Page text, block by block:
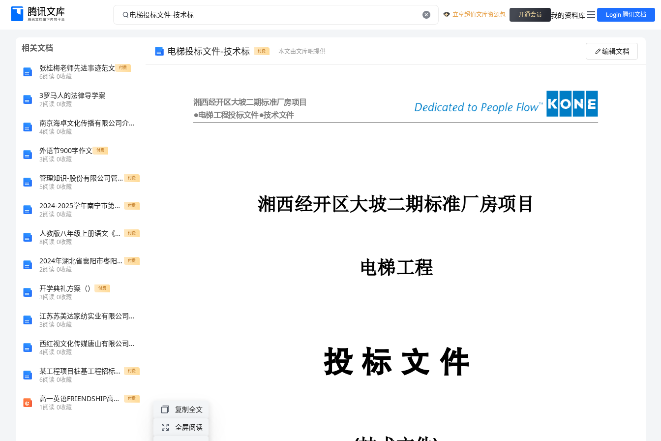
电
立享超值文库资源包 开通会员 我的资料库 Login 腾讯文档
相关文档
张桂梅老师先进事迹范文 付费
6阅读 0收藏
3罗马人的法律导学案
2阅读 0收藏
南京海卓文化传播有限公司介绍企业发展分析报告
4阅读 0收藏
外语节900字作文 付费
3阅读 0收藏
管理知识-股份有限公司管理章程39页 精品 付费
5阅读 0收藏
2024-2025学年南宁市第二中学高一化学上册期末达标检测模拟试题含解析 付费
2阅读 0收藏
人教版八年级上册语文《背影》教学设计 付费
8阅读 0收藏
2024年湖北省襄阳市枣阳九年级化学上学期期末复习检测模拟试题含解析 付费
2阅读 0收藏
开学典礼方案（） 付费
3阅读 0收藏
江苏苏美达家纺实业有限公司介绍企业发展分析报告
3阅读 0收藏
西红视文化传媒唐山有限公司介绍企业发展分析报告
4阅读 0收藏
某工程项目桩基工程招标文件 付费
6阅读 0收藏
高一英语FRIENDSHIP高中课件 付费
1阅读 0收藏
电梯投标文件-技术标 付费 本文由文库吧提供 编辑文档
电梯工程
()
技术文件
复制全文
全屏阅读